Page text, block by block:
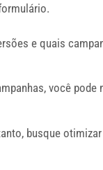
e quais
você pode
busque